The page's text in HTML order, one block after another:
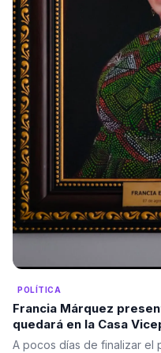
POLÍTICA
Francia Márquez
quedará en la Casa
mandato
A pocos días de finalizar el